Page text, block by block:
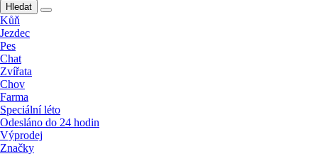
Hledat
Kůň
Jezdec
Pes
Chat
Zvířata
Chov
Farma
Speciální léto
Odesláno do 24 hodin
Výprodej
Značky